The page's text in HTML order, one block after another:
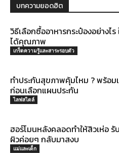
บทความยอดฮิต
วิธีเลือกซื้ออาหารกระป๋องอย่างไ
ได้คุณภาพ
เกร็ดความรู้และสาระรอบตัว
ทำประกันสุขภาพคุ้มไหม ? พร้อม
ก่อนเลือกแผนประกัน
ไลฟสไตล์
ฮอร์โมนหลังคลอดทำให้สิวเห่อ รั
ผิวค่อยๆ กลับมาสงบ
แม่และเด็ก